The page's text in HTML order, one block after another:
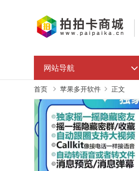
网站导航
首页 苹果多开软件 正文